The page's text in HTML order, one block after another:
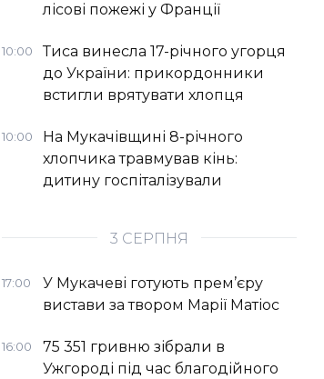
лісові пожежі у Франції
10:00
Тиса винесла 17-річного угорця
до України: прикордонники
встигли врятувати хлопця
10:00
На Мукачівщині 8-річного
хлопчика травмував кінь:
дитину госпіталізували
3 СЕРПНЯ
17:00
У Мукачеві готують прем’єру
вистави за твором Марії Матіос
16:00
75 351 гривню зібрали в
Ужгороді під час благодійного